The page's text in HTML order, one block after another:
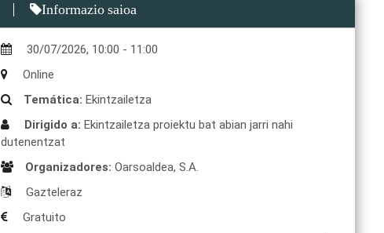
Informazio saioa
30/07/2026, 10:00 - 11:00
Online
Temática: Ekintzailetza
Dirigido a: Ekintzailetza proiektu bat abian jarri nahi
dutenentzat
Organizadores: Oarsoaldea, S.A.
Gazteleraz
Gratuito